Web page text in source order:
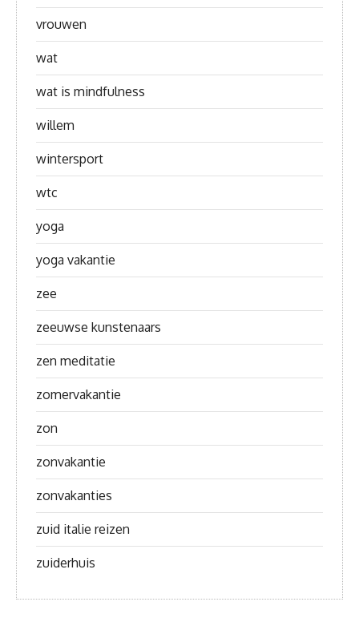
vrouwen
wat
wat is mindfulness
willem
wintersport
wtc
yoga
yoga vakantie
zee
zeeuwse kunstenaars
zen meditatie
zomervakantie
zon
zonvakantie
zonvakanties
zuid italie reizen
zuiderhuis